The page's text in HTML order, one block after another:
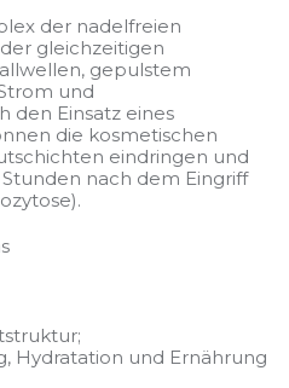
der nadelfreien
gleichzeitigen
gepulstem
und
den Einsatz eines
die kosmetischen
eindringen und
nach dem Eingriff
Hydratation und Ernährung